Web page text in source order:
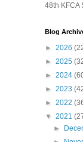
48th KFCA
Blog
► 2026
► 2025
► 2024
► 2023
► 2022
▼ 2021
►